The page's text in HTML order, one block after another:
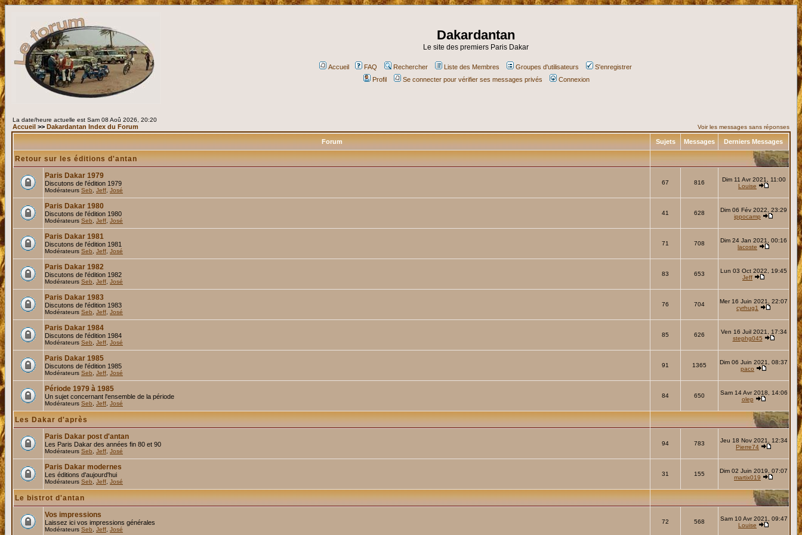
Dakardantan
Le site des premiers Paris Dakar
Accueil FAQ Rechercher Liste des Membres Groupes d'utilisateurs
S'enregistrer
Profil
Se connecter pour vérifier ses messages privés Connexion
La date/heure actuelle est Sam 08 Aoû 2026, 20:20
Accueil >> Dakardantan Index du Forum Voir les messages sans réponses
Forum Sujets Messages Derniers Messages
Retour sur les éditions d'antan
Paris Dakar 1979
Discutons de l'édition 1979
Modérateurs Seb Jeff José
67 816
Dim 11 Avr 2021, 11:00
Louise
Paris Dakar 1980
Discutons de l'édition 1980
Modérateurs Seb Jeff José
41 628
Dim 06 Fév 2022, 23:29
ippocamp
Paris Dakar 1981
Discutons de l'édition 1981
Modérateurs Seb Jeff José
71 708
Dim 24 Jan 2021, 00:16
lacoste
Paris Dakar 1982
Discutons de l'édition 1982
Modérateurs Seb Jeff José
83 653
Lun 03 Oct 2022, 19:45
Jeff
Paris Dakar 1983
Discutons de l'édition 1983
Modérateurs Seb Jeff José
76 704
Mer 16 Juin 2021, 22:07
cyrhug1
Paris Dakar 1984
Discutons de l'édition 1984
Modérateurs Seb Jeff José
85 626
Ven 16 Juil 2021, 17:34
stephg045
Paris Dakar 1985
Discutons de l'édition 1985
Modérateurs Seb Jeff José
91 1365
Dim 06 Juin 2021, 08:37
paco
Période 1979 à 1985
Un sujet concernant l'ensemble de la période
Modérateurs Seb Jeff José
84 650
Sam 14 Avr 2018, 14:06
olep
Les Dakar d'après
Paris Dakar post d'antan
Les Paris Dakar des années fin 80 et 90
Modérateurs Seb Jeff José
94 783
Jeu 18 Nov 2021, 12:34
Pierre74
Paris Dakar modernes
Les éditions d'aujourd'hui
Modérateurs Seb Jeff José
31 155
Dim 02 Juin 2019, 07:07
martix019
Le bistrot d'antan
Vos impressions
Laissez ici vos impressions générales
Modérateurs Seb Jeff José
72 568
Sam 10 Avr 2021, 09:47
Louise